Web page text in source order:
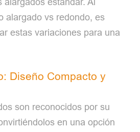
alargado vs redondo, es
estas variaciones para una
Diseño Compacto y
son reconocidos por su
en una opción